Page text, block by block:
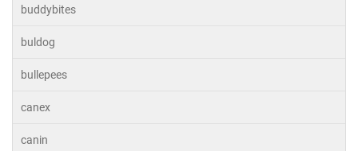
buddybites
buldog
bullepees
canex
canin